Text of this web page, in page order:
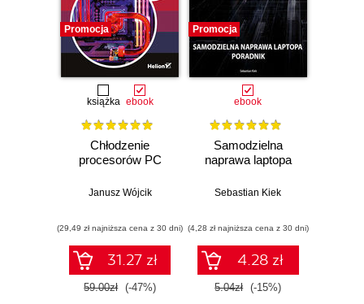
Promocja
książka ebook
Chłodzenie
procesorów PC
Janusz Wójcik
(29,49 zł najniższa cena z 30 dni)
31.27 zł
59.00zł (-47%)
Promocja
ebook
Samodzielna
naprawa laptopa
Sebastian Kiek
(4,28 zł najniższa cena z 30 dni)
4.28 zł
5.04zł (-15%)